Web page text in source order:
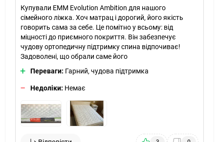
Купували ЕММ Evolution Ambition для нашого
сімейного ліжка. Хоч матрац і дорогий, його якість
говорить сама за себе. Це помітно у всьому: від
міцності до приємного покриття. Він забезпечує
чудову ортопедичну підтримку спина відпочиває!
Задоволені, що обрали саме його
Переваги: Гарний, чудова підтримка
Недоліки: Немає